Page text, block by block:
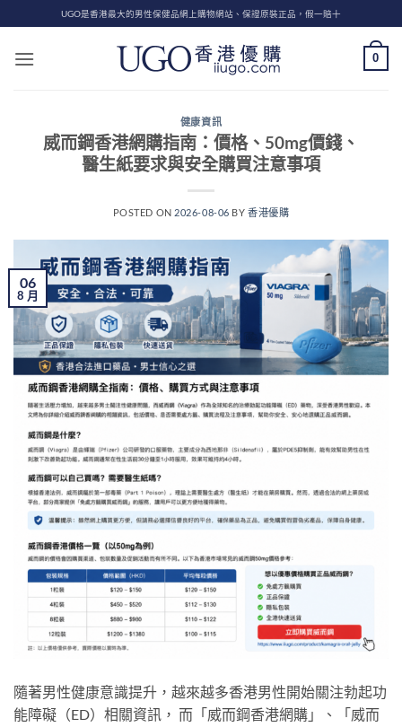
to
content
UGO是香港最大的男性保健品網上購物網站、保證原裝正品，假一賠十
0
健康資訊
威而鋼香港網購指南：價格、50mg價錢、
醫生紙要求與安全購買注意事項
POSTED ON 2026-08-06 BY香港優購
06
8 月
隨著男性健康意識提升，越來越多香港男性開始關注勃起功
能障礙（ED）相關資訊， 而「威而鋼香港網購」、「威而